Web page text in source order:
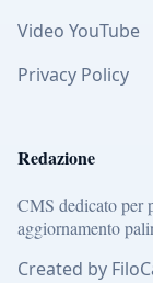
Video YouTube
Privacy Policy
Redazione
CMS dedicato per
aggiornamento
Created by